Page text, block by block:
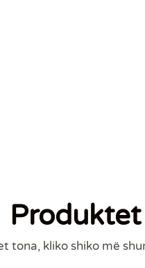
tona, kliko shiko më